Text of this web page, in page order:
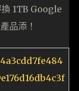
1TB Google
品添！